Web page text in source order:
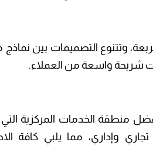
الشقق بين 156 و310 أمتار مربعة، وتتنوع
شريحة واسعة من العملاء.
منطقة الخدمات المركزية
وإداري، مما يلبي كافة